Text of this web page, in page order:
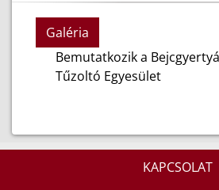
Galéria
Bemutatkozik a
Tűzoltó Egyesület
KAPCSOLAT